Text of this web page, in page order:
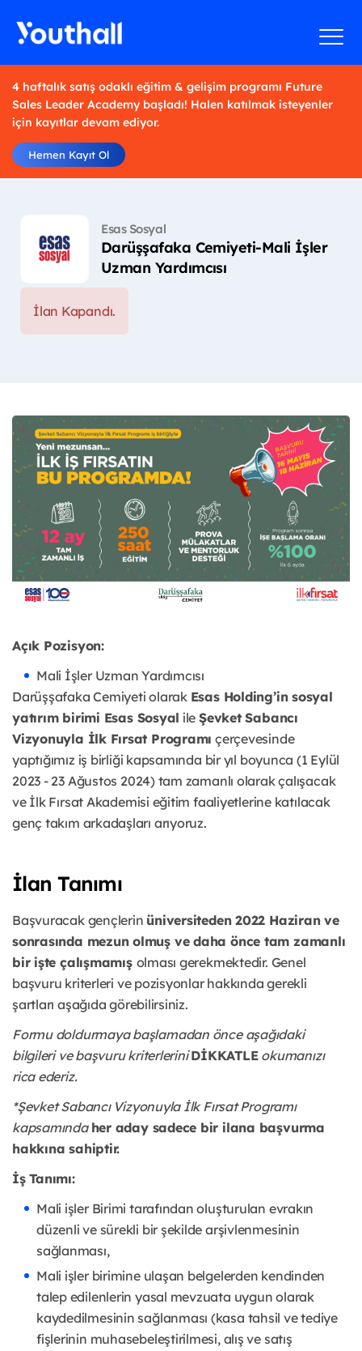
4 haftalık satış odaklı eğitim & gelişim programı Future
Sales Leader Academy başladı! Halen katılmak isteyenler
için kayıtlar devam ediyor.
Hemen Kayıt Ol
Esas Sosyal
Darüşşafaka Cemiyeti-Mali İşler
Uzman Yardımcısı
İlan Kapandı.
Açık Pozisyon:
Mali İşler Uzman Yardımcısı
Darüşşafaka Cemiyeti olarak Esas Holding’in sosyal
yatırım birimi Esas Sosyal ileŞevket Sabancı
Vizyonuyla İlk Fırsat Programı çerçevesinde
yaptığımız iş birliği kapsamında bir yıl boyunca (1 Eylül
2023 - 23 Ağustos 2024) tam zamanlı olarak çalışacak
ve İlk Fırsat Akademisi eğitim faaliyetlerine katılacak
genç takım arkadaşları arıyoruz.
İlan Tanımı
Başvuracak gençlerin üniversiteden 2022 Haziran ve
sonrasında mezun olmuş ve daha önce tam zamanlı
bir işte çalışmamış olması gerekmektedir. Genel
başvuru kriterleri ve pozisyonlar hakkında gerekli
şartları aşağıda görebilirsiniz.
Formu doldurmaya başlamadan önce aşağıdaki
bilgileri ve başvuru kriterleriniDİKKATLEokumanızı
rica ederiz.
*Şevket Sabancı Vizyonuyla İlk Fırsat Programı
kapsamında her aday sadece bir ilana başvurma
hakkına sahiptir.
İş Tanımı:
Mali işler Birimi tarafından oluşturulan evrakın
düzenli ve sürekli bir şekilde arşivlenmesinin
sağlanması,
Mali işler birimine ulaşan belgelerden kendinden
talep edilenlerin yasal mevzuata uygun olarak
kaydedilmesinin sağlanması (kasa tahsil ve tediye
fişlerinin muhasebeleştirilmesi, alış ve satış